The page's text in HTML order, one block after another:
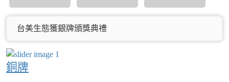
台美生態獲銀牌頒獎典禮
銅牌